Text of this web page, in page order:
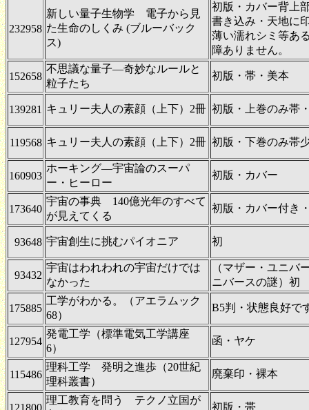
232958
新しい量子生物学 電子から見
た生命のしくみ (ブルーバック
ス)
初版・カバー背上
書き込み・天地に
薄い濡れシミ等あ
障ありません。
152658
不思議な量子―奇妙なルールと
粒子たち
初版・帯・美本
139281 キュリー夫人の素顔（上下）2冊 初版・上巻のみ帯
119568 キュリー夫人の素顔（上下）2冊 初版・下巻のみ帯
160903
ホーキング―宇宙論のスーパ
ー・ヒーロー
初版・カバー
173640
宇宙の事典 140億光年のすべて
が見えてくる
初版・カバー付き
93648 宇宙創生に挑むパイオニア 初
93432
宇宙はわれわれの宇宙だけでは
なかった
（マザー・ユニバ
ニバースの謎）初
175885
工学がわかる。（アエラムック
68）
B5判・状態良好で
127954
発電工学（標準電気工学講座
6）
函・ヤケ
115486
理科工学 発明之進歩（20世紀
理科叢書）
廃棄印・裸本
121800
理工教育を問う テクノ立国が
初版・帯